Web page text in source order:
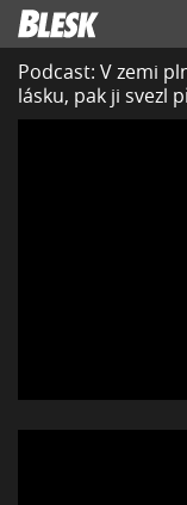
Podcast: V zemi
lásku, pak ji svezl